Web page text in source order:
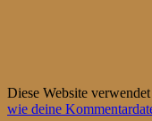
Diese Website
wie deine